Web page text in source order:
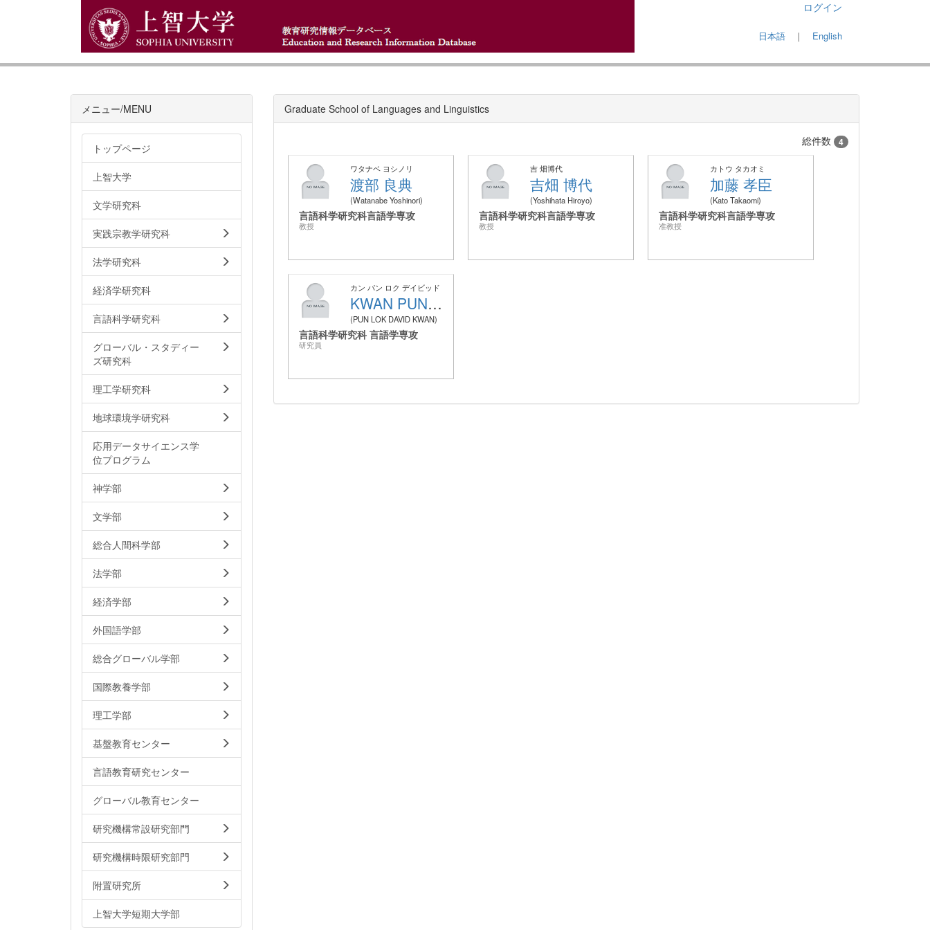
ログイン
日本語 ｜ English
Graduate School of Languages and Linguistics
総件数 4
ワタナベ ヨシノリ
渡部 良典
Watanabe Yoshinori
言語科学研究科言語学専攻
教授
吉 畑博代
吉畑 博代
Yoshihata Hiroyo
言語科学研究科言語学専攻
教授
カトウ タカオミ
加藤 孝臣
Kato Takaomi
言語科学研究科言語学専攻
准教授
カン パン ロク デイビッド
KWAN PUN LOK DAVID
PUN LOK DAVID KWAN
言語科学研究科 言語学専攻
研究員
メニュー/MENU
トップページ
上智大学
文学研究科
実践宗教学研究科
法学研究科
経済学研究科
言語科学研究科
グローバル・スタディー
ズ研究科
理工学研究科
地球環境学研究科
応用データサイエンス学
位プログラム
神学部
文学部
総合人間科学部
法学部
経済学部
外国語学部
総合グローバル学部
国際教養学部
理工学部
基盤教育センター
言語教育研究センター
グローバル教育センター
研究機構常設研究部門
研究機構時限研究部門
附置研究所
上智大学短期大学部